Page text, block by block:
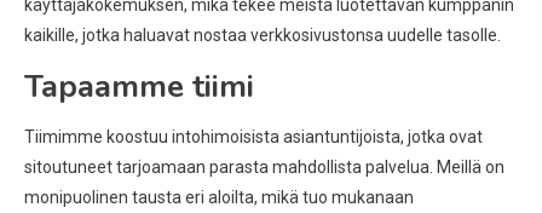
käyttäjäkokemuksen, mikä tekee meistä luotettavan kumppanin
kaikille, jotka haluavat nostaa verkkosivustonsa uudelle tasolle.
Tapaamme tiimi
Tiimimme koostuu intohimoisista asiantuntijoista, jotka ovat
sitoutuneet tarjoamaan parasta mahdollista palvelua. Meillä on
monipuolinen tausta eri aloilta, mikä tuo mukanaan